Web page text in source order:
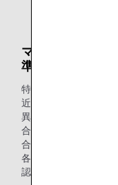
代理人の方が特
マイルは有効期
準じて使用されま
特典交換に必要なマ
近いものから順に自
異なるマイル口座グ
合は、以下の優先順
合算の優先順位：グ
各グループの違いは、
認ください。